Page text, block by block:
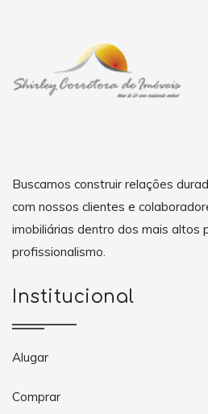
Buscamos construir relações
com nossos clientes e
imobiliárias dentro dos mais altos
profissionalismo.
Institucional
Alugar
Comprar